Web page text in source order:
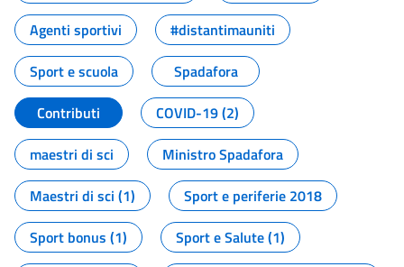
Agenti sportivi
#distantimauniti
Sport e scuola
Spadafora
Contributi
COVID-19 (2)
maestri di sci
Ministro Spadafora
Maestri di sci (1)
Sport e periferie 2018
Sport bonus (1)
Sport e Salute (1)